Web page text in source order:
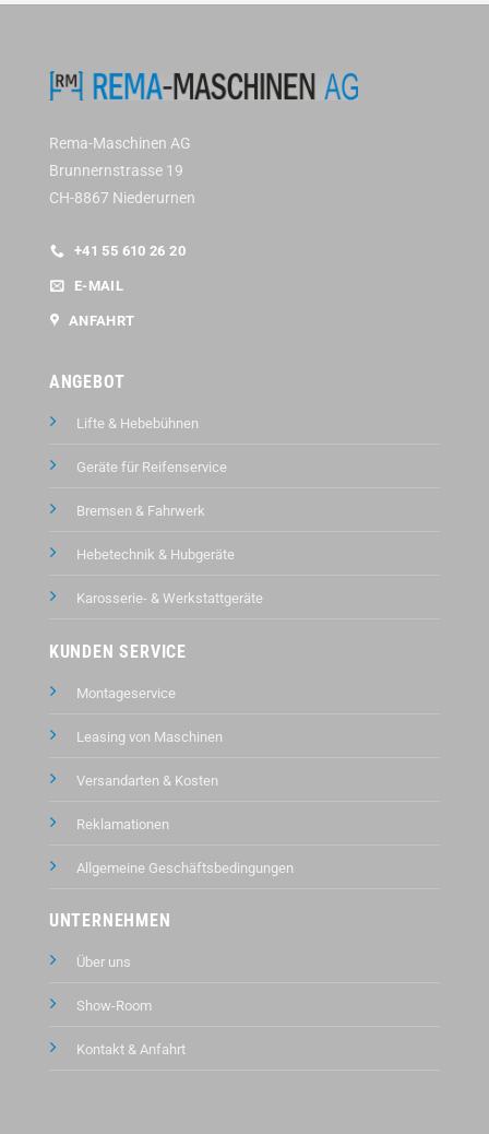
Rema-Maschinen AG
Brunnernstrasse 19
CH-8867 Niederurnen
+41 55 610 26 20
E-MAIL
ANFAHRT
ANGEBOT
Lifte & Hebebühnen
Geräte für Reifenservice
Bremsen & Fahrwerk
Hebetechnik & Hubgeräte
Karosserie- & Werkstattgeräte
KUNDEN SERVICE
Montageservice
Leasing von Maschinen
Versandarten & Kosten
Reklamationen
Allgemeine Geschäftsbedingungen
UNTERNEHMEN
Über uns
Show-Room
Kontakt & Anfahrt